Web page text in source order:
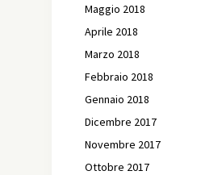
Maggio 2018
Aprile 2018
Marzo 2018
Febbraio 2018
Gennaio 2018
Dicembre 2017
Novembre 2017
Ottobre 2017